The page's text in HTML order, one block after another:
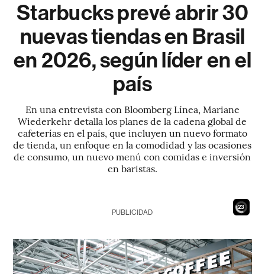
Starbucks prevé abrir 30
nuevas tiendas en Brasil
en 2026, según líder en el
país
En una entrevista con Bloomberg Línea, Mariane
Wiederkehr detalla los planes de la cadena global de
cafeterías en el país, que incluyen un nuevo formato
de tienda, un enfoque en la comodidad y las ocasiones
de consumo, un nuevo menú con comidas e inversión
en baristas.
21
PUBLICIDAD